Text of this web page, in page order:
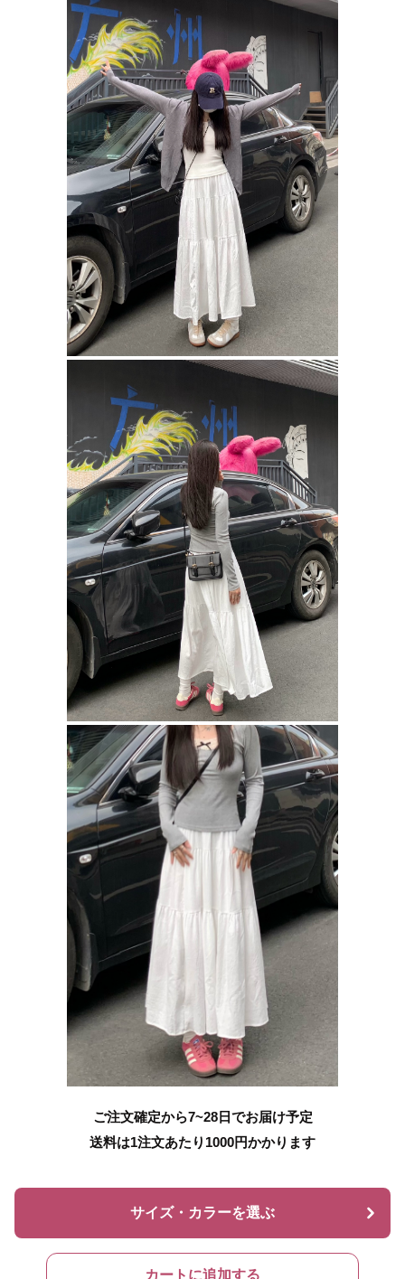
ご注文確定から7~28日でお届け予定
送料は1注文あたり 1000円かかります
サイズ・カラーを選ぶ
カートに追加する